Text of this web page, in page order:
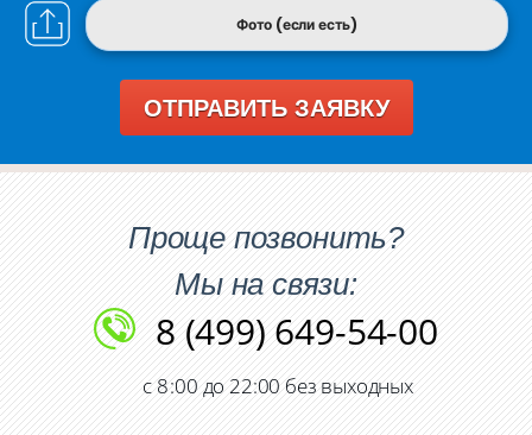
Фото (если есть)
ОТПРАВИТЬ ЗАЯВКУ
Проще позвонить?
Мы на связи:
8 (499) 649-54-00
с 8 :00 до 22:00 без выходных